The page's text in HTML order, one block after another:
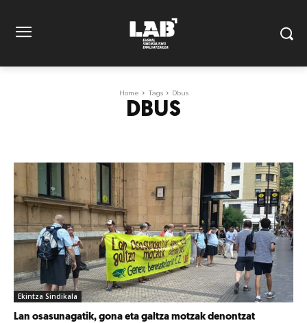
Home Tags Dbus
DBUS
Ekintza Sindikala
Lan osasunagatik, gona eta galtza motzak denontzat